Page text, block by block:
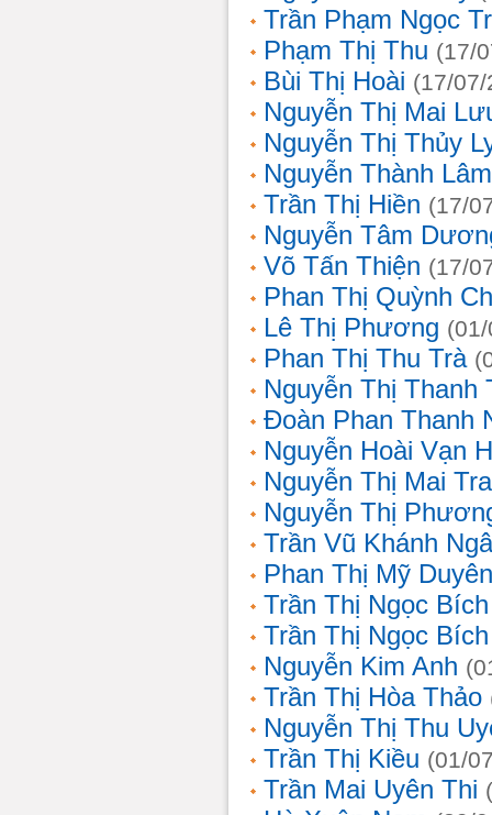
Trần Phạm Ngọc
Phạm Thị Thu (17/
Bùi Thị Hoài (17/
Nguyễn Thị Mai
Nguyễn Thị Thủy
Nguyễn Thành Lâm
Trần Thị Hiền (17/
Nguyễn Tâm
Võ Tấn Thiện (17/
Phan Thị Quỳnh
Lê Thị Phương
Phan Thị Thu Trà
Nguyễn Thị Thanh
Đoàn Phan Thanh
Nguyễn Hoài Vạn
Nguyễn Thị Mai
Nguyễn Thị
Trần Vũ Khánh
Phan Thị Mỹ Duyên
Trần Thị Ngọc Bích
Trần Thị Ngọc Bích
Nguyễn Kim Anh
Trần Thị Hòa Thảo
Nguyễn Thị Thu
Trần Thị Kiều (01/
Trần Mai Uyên Thi